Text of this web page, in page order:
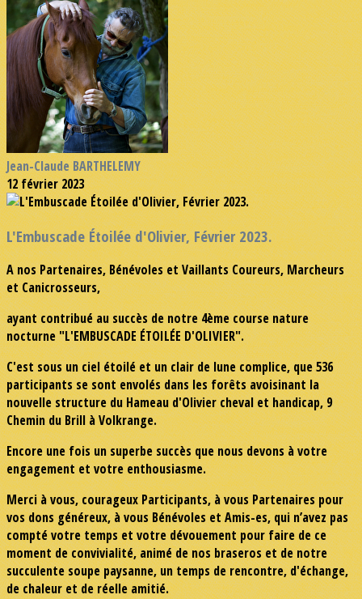
Jean-Claude BARTHELEMY
12 février 2023
L'Embuscade Étoilée d'Olivier, Février 2023.
A nos Partenaires, Bénévoles et Vaillants Coureurs, Marcheurs
et Canicrosseurs,
ayant contribué au succès de notre 4ème course nature
nocturne "L'EMBUSCADE ÉTOILÉE D'OLIVIER".
C'est sous un ciel étoilé et un clair de lune complice, que 536
participants se sont envolés dans les forêts avoisinant la
nouvelle structure du Hameau d'Olivier cheval et handicap, 9
Chemin du Brill à Volkrange.
Encore une fois un superbe succès que nous devons à votre
engagement et votre enthousiasme.
Merci à vous, courageux Participants, à vous Partenaires pour
vos dons généreux, à vous Bénévoles et Amis-es, qui n’avez pas
compté votre temps et votre dévouement pour faire de ce
moment de convivialité, animé de nos braseros et de notre
succulente soupe paysanne, un temps de rencontre, d'échange,
de chaleur et de réelle amitié.